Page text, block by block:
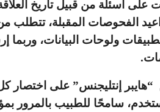
على أسئلة من قبيل تاريخ
الفحوصات المقبلة، تتطلب
ولوحات البيانات،
إنتليجنس” على اختصار
سامحًا للطبيب بالمرور